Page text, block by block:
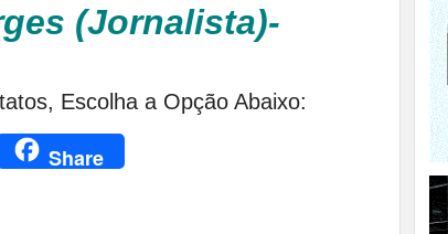
(Jornalista)-
Escolha a Opção Abaixo:
Share